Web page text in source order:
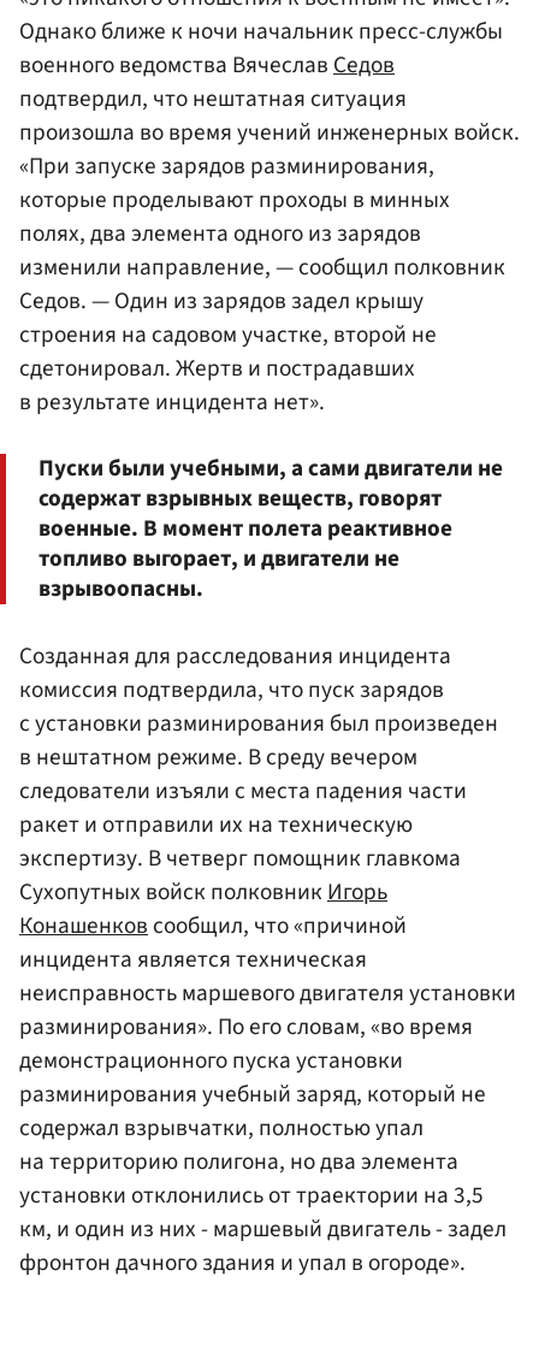
Однако ближе к ночи начальник пресс-службы
военного ведомства ВячеславСедов
подтвердил, что нештатная ситуация
произошла во время учений инженерных войск.
«При запуске зарядов разминирования,
которые проделывают проходы в минных
полях, два элемента одного из зарядов
изменили направление, — сообщил полковник
Седов. — Один из зарядов задел крышу
строения на садовом участке, второй не
сдетонировал. Жертв и пострадавших
в результате инцидента нет».
Пуски были учебными, а сами двигатели не
содержат взрывных веществ, говорят
военные. В момент полета реактивное
топливо выгорает, и двигатели не
взрывоопасны.
Созданная для расследования инцидента
комиссия подтвердила, что пуск зарядов
с установки разминирования был произведен
в нештатном режиме. В среду вечером
следователи изъяли с места падения части
ракет и отправили их на техническую
экспертизу. В четверг помощник главкома
Сухопутных войск полковникИгорь
Конашенковсообщил, что «причиной
инцидента является техническая
неисправность маршевого двигателя установки
разминирования». По его словам, «во время
демонстрационного пуска установки
разминирования учебный заряд, который не
содержал взрывчатки, полностью упал
на территорию полигона, но два элемента
установки отклонились от траектории на 3,5
км, и один из них - маршевый двигатель - задел
фронтон дачного здания и упал в огороде».